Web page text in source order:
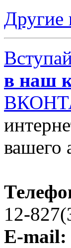
Другие
в наш
вашего
12-
E-mail: